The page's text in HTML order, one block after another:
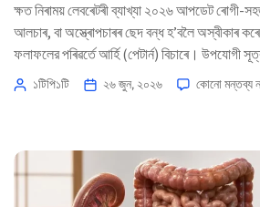
ক্ষত নিৰাময় লেবৰেটৰী ব্যাখ্যা ২০২৬ আপডেট ৰোগী-
আলচাৰ, বা অস্ত্ৰোপচাৰৰ ছেদ বন্ধ হ’বলৈ অস্বীকাৰ
ফলাফলের পৰিৱর্তে আৰ্হি (পেটাৰ্ন) বিচাৰে। উপযোগী
নিয়ন্ত্ৰণ, অক্সিজেন কঢ়িয়াব পৰা ক্ষমতা, প্ৰ’টিনৰ
ক্ষমতাৰ (ইমিউন) ঝুঁকিৰ মাজত দেখা যায়। 📖 ~11
১টিপি১টি ২৬ জুন, ২০২৬ কোনো মন্তব্য